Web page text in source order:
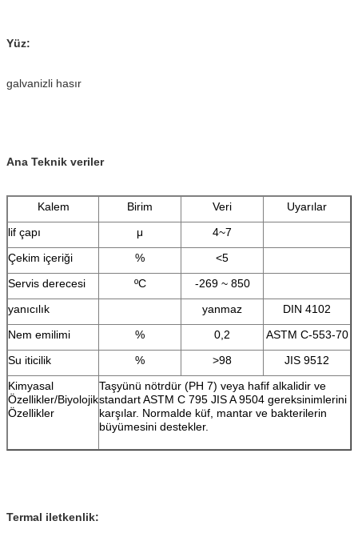
Yüz:
galvanizli hasır
Ana Teknik veriler
Kalem Birim Veri
Uyarılar
lif çapı
μ
4~7
Çekim içeriği
%
<5
Servis derecesi
ºC
-269 ~ 850
yanıcılık
yanmaz
DIN 4102
Nem emilimi
% 0,2
ASTM C-553-70
Su iticilik
% >98
JIS 9512
Kimyasal
Özellikler/Biyolojik
Özellikler
Taşyünü nötrdür (PH 7) veya hafif alkalidir ve
standart ASTM C 795 JIS A 9504 gereksinimlerini
karşılar. Normalde küf, mantar ve bakterilerin
büyümesini destekler.
Termal iletkenlik: